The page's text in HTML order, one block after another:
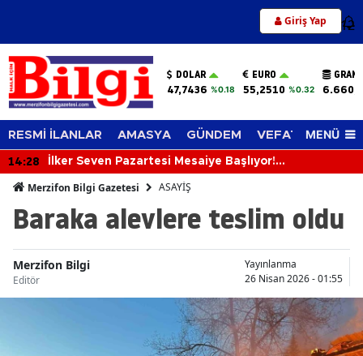
Giriş Yap 12
DOLAR
47,7436 %0.18
EURO
55,2510 %0.32
RESMİ İLANLAR AMASYA GÜNDEM VEFAT EDENLER
MENÜ
14:28
İlker Seven Pazartesi Mesaiye Başlıyor!
Merzifon Bilgi Gazetesi ASAYİŞ
Baraka alevlere teslim oldu
Merzifon Bilgi
Editör
Yayınlanma
26 Nisan 2026 - 01:55